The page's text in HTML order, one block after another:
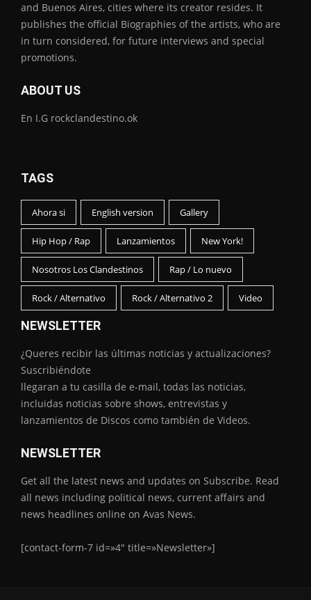
and Buenos Aires, cities where its creator resides. It
publishes the official Biographies of the artists, who are
in turn considered, for future interviews and special
promotions.
ABOUT US
En I.G rockclandestino.ok
TAGS
Ahora si English version Gallery
Hip Hop / Rap Lanzamientos New York!
Nosotros Los Clandestinos Rap / Lo nuevo
Rock / Alternativo Rock / Alternativo 2 Video
NEWSLETTER
¿Queres recibir las últimas noticias y actualizaciones?
Suscribiéndote
llegaran a tu casilla de e-mail, todas las noticias,
incluidas noticias sobre shows, entrevistas y
lanzamientos de Discos como también de Videos.
NEWSLETTER
Get all the latest news and updates on Subscribe. Read
all news including political news, current affairs and
news headlines online on Avas News.
[contact-form-7 id=»4″ title=»Newsletter»]